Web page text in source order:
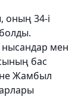
оның 34-і
мен
бас
Жамбыл